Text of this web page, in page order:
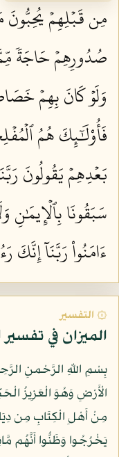
مِن قَبۡلِهِمۡ يُحِبُّونَ
صُدُورِهِمۡ حَاجَةٗ
وَلَوۡ كَانَ بِهِمۡ
فَأُوْلَٰٓئِكَ هُمُ
بَعۡدِهِمۡ يَقُولُونَ
سَبَقُونَا بِٱلۡإِيمَٰنِ
ءَامَنُواْ رَبَّنَآ إِنَّكَ
۞ التفسير
الميزان في تفسير
بِسْمِ اللّهِ الرَّحْمنِ
مِنْ أَهْلِ الْكِتَابِ مِن
يَخْرُجُوا وَظَنُّوا أَنَّهُم